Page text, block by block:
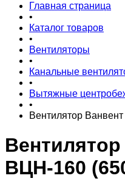
Главная страница
•
Каталог товаров
•
Вентиляторы
•
Канальные
•
Вытяжные
•
Вентилятор
ВЦН-160